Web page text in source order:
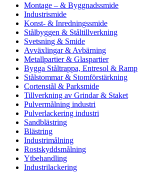
Montage – & Byggnadssmide
Industrismide
Konst- & Inredningssmide
Stålbyggen & Ståltillverkning
Svetsning & Smide
Avväxlingar & Avbärning
Metallpartier & Glaspartier
Bygga Ståltrappa, Entresol & Ramp
Stålstommar & Stomförstärkning
Cortenstål & Parksmide
Tillverkning av Grindar & Staket
Pulvermålning industri
Pulverlackering industri
Sandblästring
Blästring
Industrimålning
Rostskyddsmålning
Ytbehandling
Industrilackering